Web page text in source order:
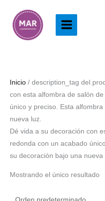
contenido
Inicio / description_tag del
con esta alfombra de salón
único y preciso. Esta
nueva luz.
Dé vida a su decoración con
redonda con un acabado
su decoración bajo una nueva
Mostrando el único resultado